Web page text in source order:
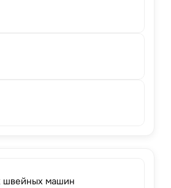
швейных машин